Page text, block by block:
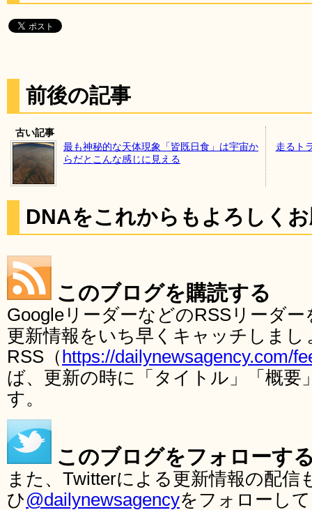
前後の記事
古い記事
最も神秘的な天体現象「皆既日食」は宇宙か
らだとこんな感じに見える
走るト
DNAをこれからもよろしく
このブログを購読する
GoogleリーダーなどのRSSリーダ
更新情報をいち早くキャッチしま
RSS（https://dailynewsagency.com/
ば、更新の時に「タイトル」「概要
す。
このブログをフォローす
また、Twitterによる更新情報の配
ひ@dailynewsagencyをフォローし